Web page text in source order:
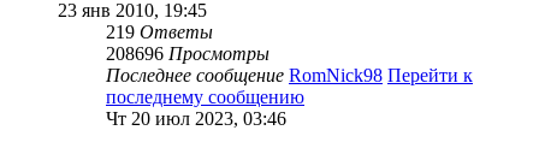
23 янв 2010, 19:45
219 Ответы
208696 Просмотры
Последнее сообщение RomNick98 Перейти к
последнему сообщению
Чт 20 июл 2023, 03:46